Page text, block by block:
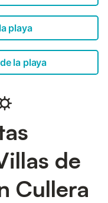
playa
la playa
de
Cullera